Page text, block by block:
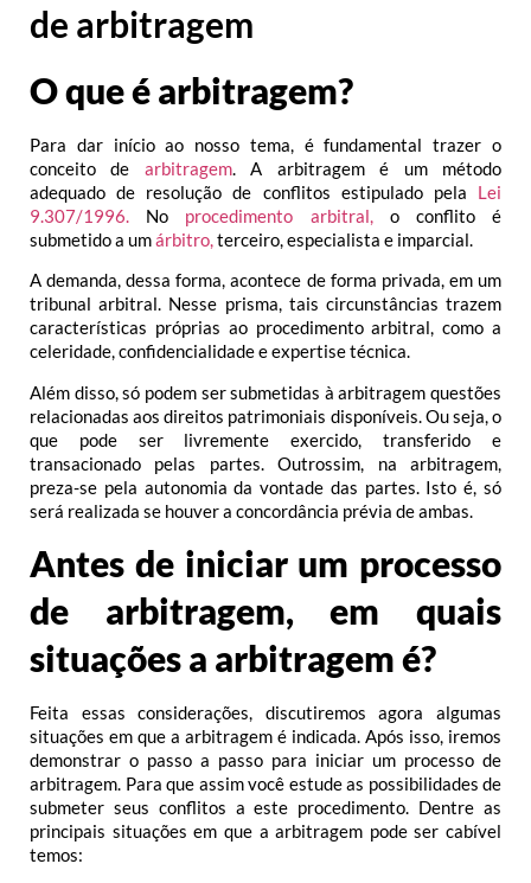
de arbitragem
O que é arbitragem?
Para dar início ao nosso tema, é fundamental trazer o
conceito de arbitragem. A arbitragem é um método
adequado de resolução de conflitos estipulado pela Lei
9.307/1996. No procedimento arbitral,o conflito é
submetido a umárbitro,terceiro, especialista e imparcial.
A demanda, dessa forma, acontece de forma privada, em um
tribunal arbitral. Nesse prisma, tais circunstâncias trazem
características próprias ao procedimento arbitral, como a
celeridade, confidencialidade e expertise técnica.
Além disso, só podem ser submetidas à arbitragem questões
relacionadas aos direitos patrimoniais disponíveis. Ou seja, o
que pode ser livremente exercido, transferido e
transacionado pelas partes. Outrossim, na arbitragem,
preza-se pela autonomia da vontade das partes. Isto é, só
será realizada se houver a concordância prévia de ambas.
Antes de iniciar um processo
de arbitragem, em quais
situações a arbitragem é?
Feita essas considerações, discutiremos agora algumas
situações em que a arbitragem é indicada. Após isso, iremos
demonstrar o passo a passo para iniciar um processo de
arbitragem. Para que assim você estude as possibilidades de
submeter seus conflitos a este procedimento. Dentre as
principais situações em que a arbitragem pode ser cabível
temos: